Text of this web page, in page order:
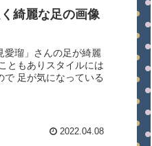
綺麗な足の画像
愛瑠」さんの足が綺麗
ともありスタイルには
で 足が気になっている
2022.04.08